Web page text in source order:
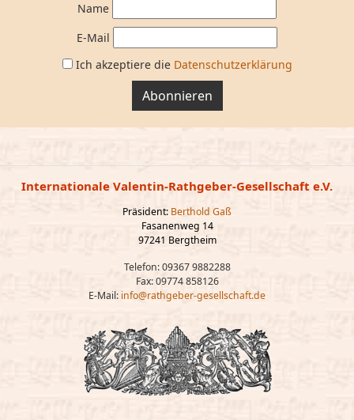
Name
E-Mail
Ich akzeptiere die Datenschutzerklärung
Abonnieren
Internationale Valentin-Rathgeber-Gesellschaft e.V.
Präsident: Berthold Gaß
Fasanenweg 14
97241 Bergtheim
Telefon: 09367 9882288
Fax: 09774 858126
E-Mail: info@rathgeber-gesellschaft.de